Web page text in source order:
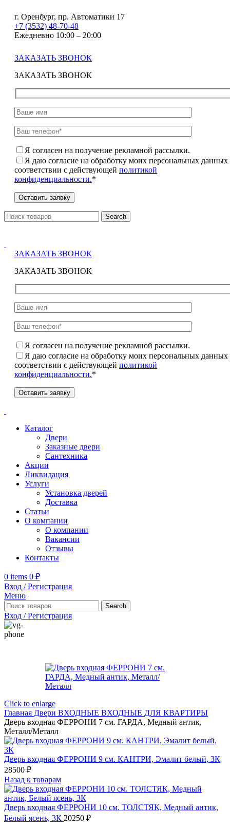
г. Оренбург, пр. Автоматики 17
+7 (3532) 48-70-48
Ежедневно 10:00 – 20:00
ЗАКАЗАТЬ ЗВОНОК
ЗАКАЗАТЬ ЗВОНОК
Я согласен на получение рекламной рассылки.
Я даю согласие на обработку моих персональных данных
соответствии с действующей политикой
конфиденциальности.*
Search
ЗАКАЗАТЬ ЗВОНОК
ЗАКАЗАТЬ ЗВОНОК
Я согласен на получение рекламной рассылки.
Я даю согласие на обработку моих персональных данных
соответствии с действующей политикой
конфиденциальности.*
Каталог
Двери
Заказные двери
Сантехника
Акции
Ликвидация
Услуги
Установка дверей
Доставка
Статьи
О компании
О компании
Вакансии
Отзывы
Контакты
0 items 0 ₽
Вход / Регистрация
Меню
Search
Вход / Регистрация
Click to enlarge
Главная Двери ВХОДНЫЕ ВХОДНЫЕ ДЛЯ КВАРТИРЫ
Дверь входная ФЕРРОНИ 7 см. ГАРДА, Медный антик,
Металл/Металл
Дверь входная ФЕРРОНИ 9 см. КАНТРИ, Эмалит белый, 3К
28500 ₽
Назад к товарам
Дверь входная ФЕРРОНИ 10 см. ТОЛСТЯК, Медный антик,
Белый ясень, 3К 20250 ₽